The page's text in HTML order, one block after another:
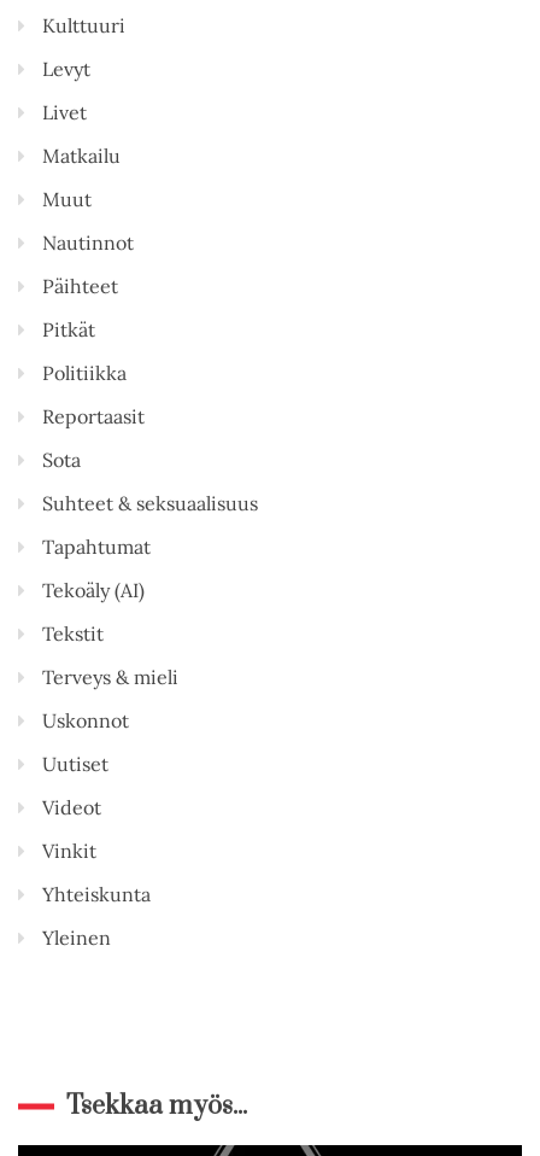
Kulttuuri
Levyt
Livet
Matkailu
Muut
Nautinnot
Päihteet
Pitkät
Politiikka
Reportaasit
Sota
Suhteet & seksuaalisuus
Tapahtumat
Tekoäly (AI)
Tekstit
Terveys & mieli
Uskonnot
Uutiset
Videot
Vinkit
Yhteiskunta
Yleinen
Tsekkaa myös...